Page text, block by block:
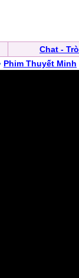
Chat -
Phim Thuyết Minh